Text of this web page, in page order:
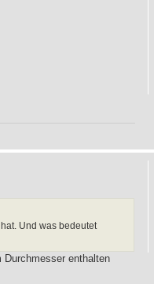
Und was bedeutet
enthalten